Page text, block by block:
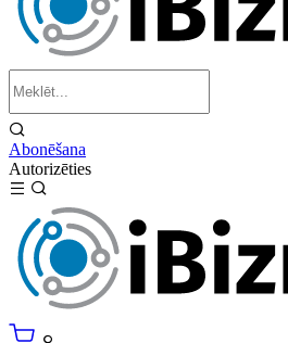
Abonēšana
Autorizēties